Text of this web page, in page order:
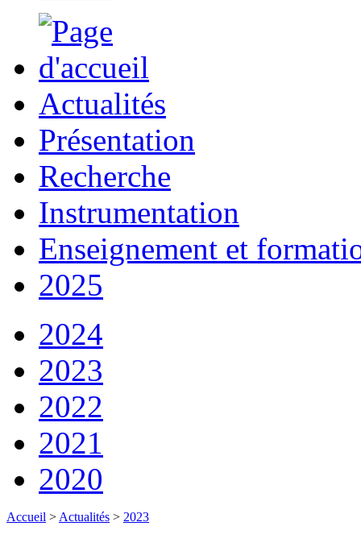
Actualités
Présentation
Recherche
Instrumentation
Enseignement et
2025
2024
2023
2022
2021
2020
Accueil > Actualités > 2023